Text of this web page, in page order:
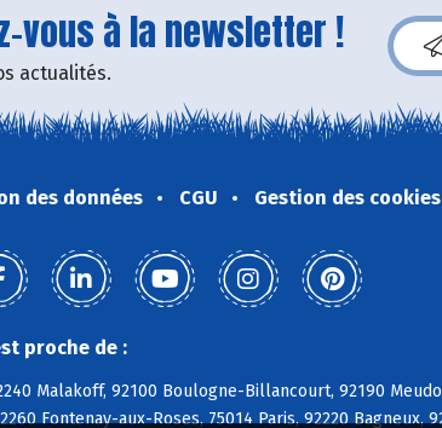
vous à la newsletter !
actualités.
des données CGU Gestion des cookies
proche de :
Malakoff, 92100 Boulogne-Billancourt, 92190
Fontenay-aux-Roses, 75014 Paris, 92220 Bagneux,